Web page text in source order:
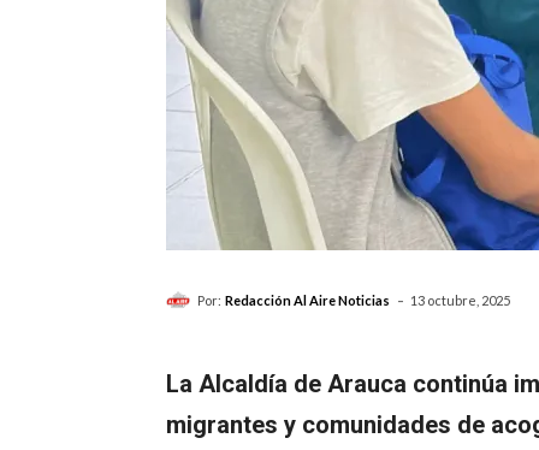
Por: Redacción Al Aire Noticias - 13 octubre, 2025
La Alcaldía de Arauca continúa
migrantes y comunidades de